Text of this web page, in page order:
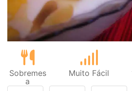
Sobremes
a
Muito Fácil